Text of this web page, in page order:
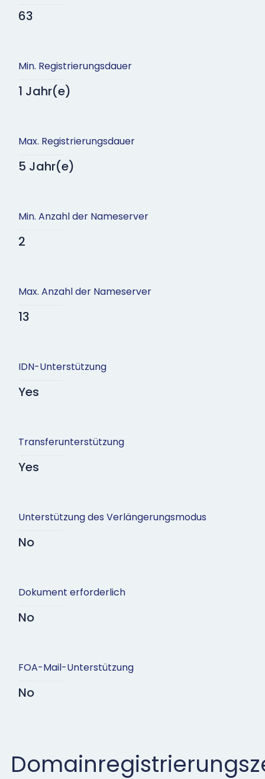
63
Min. Registrierungsdauer
1 Jahr(e)
Max. Registrierungsdauer
5 Jahr(e)
Min. Anzahl der Nameserver
2
Max. Anzahl der Nameserver
13
IDN-Unterstützung
Yes
Transferunterstützung
Yes
Unterstützung des Verlängerungsmodus
No
Dokument erforderlich
No
FOA-Mail-Unterstützung
No